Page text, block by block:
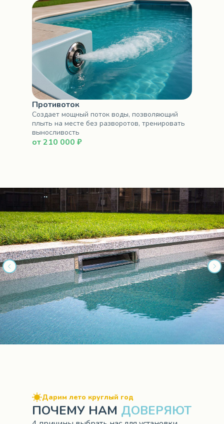
Противоток
Создает мощный поток воды, позволяющий
плыть на месте без разворотов, тренировать
выносливость
от 210 000 ₽
Дарим лето круглый год
ПОЧЕМУ НАМ ДОВЕРЯЮТ